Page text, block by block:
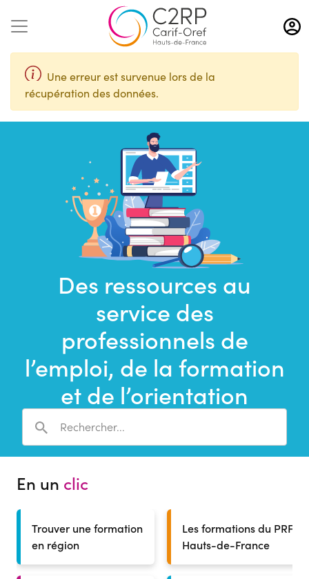
Aller
au
contenu
Une erreur est survenue lors de la
récupération des données.
Des ressources au
service des
professionnels de
l’emploi, de la formation
et de l’orientation
Saisir
une
recherche
En un clic
Trouver une formation
en région
Les formations du PRF
Hauts-de-France